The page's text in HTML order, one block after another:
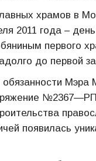
храмов в
2011 года –
первого
до первой
появилась